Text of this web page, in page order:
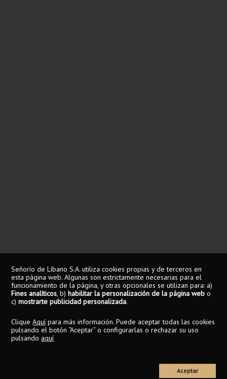
Señorío de Líbano S.A. utiliza cookies propias y de terceros en
esta página web. Algunas son estrictamente necesarias para el
funcionamiento de la página, y otras opcionales se utilizan para: a)
Fines analíticos, b)habilitar la personalización de la página web o
c)mostrarte publicidad personalizada.
CliqueAquí para más información. Puede aceptar todas las cookies
pulsando el botón “Aceptar” o configurarlas o rechazar su uso
pulsando aquí
Aceptar